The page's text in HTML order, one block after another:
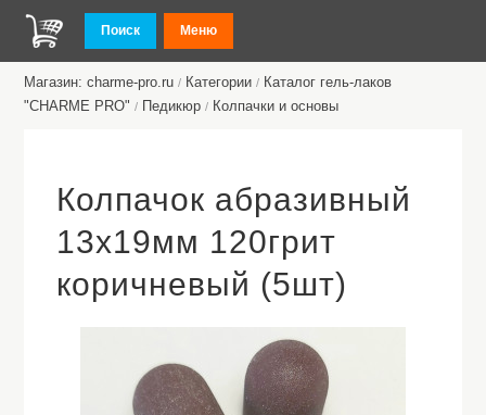
Поиск Меню
Магазин: charme-pro.ru / Категории / Каталог гель-лаков
"CHARME PRO" / Педикюр / Колпачки и основы
Колпачок абразивный
13х19мм 120грит
коричневый (5шт)